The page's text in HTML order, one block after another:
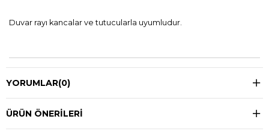
Duvar rayı kancalar ve tutucularla uyumludur.
YORUMLAR(0)
ÜRÜN ÖNERILERI